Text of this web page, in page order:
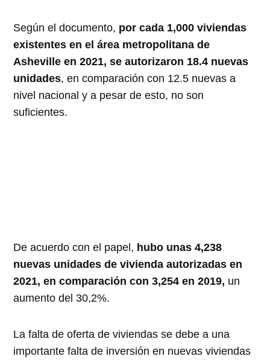
Según el documento, por cada 1,000 viviendas
existentes en el área metropolitana de
Asheville en 2021, se autorizaron 18.4 nuevas
unidades, en comparación con 12.5 nuevas a
nivel nacional y a pesar de esto, no son
suficientes.
De acuerdo con el papel, hubo unas 4,238
nuevas unidades de vivienda autorizadas en
2021, en comparación con 3,254 en 2019, un
aumento del 30,2%.
La falta de oferta de viviendas se debe a una
importante falta de inversión en nuevas viviendas